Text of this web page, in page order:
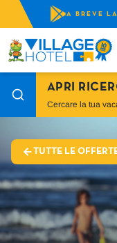
A BREVE
APRI
Cercare la tua
TUTTE LE